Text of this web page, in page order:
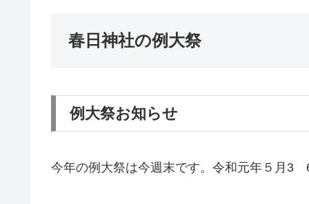
春日神社の例大祭
例大祭お知らせ
今年の例大祭は今週末です。令和元年５月3